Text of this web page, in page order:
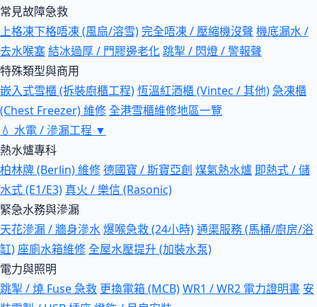
常見故障急救
上格凍下格唔凍 (風扇/溶雪)完全唔凍 / 壓縮機沒聲 機底漏水 /
去水喉塞結冰過厚 / 門膠邊老化跳掣 / 閃燈 / 警報聲
特殊類型與商用
嵌入式雪櫃 (拆裝廚櫃工程)恆溫紅酒櫃 (Vintec / 其他)急凍櫃
(Chest Freezer) 維修全港雪櫃維修地區一覽
💧 水電 / 滲漏工程 ▼
熱水爐專科
柏林牌 (Berlin) 維修德國寶 / 斯寶亞創 煤氣熱水爐 即熱式 / 儲
水式 (E1/E3) 真火 / 樂信 (Rasonic)
緊急水務與滲漏
天花滲漏 / 牆身滲水爆喉急救 (24小時)通渠服務 (馬桶/廚房/浴
缸) 座廁水箱維修全屋水壓提升 (加裝水泵)
電力與照明
跳掣 / 燒 Fuse 急救 更換電箱 (MCB)WR1 / WR2 電力證明書 安